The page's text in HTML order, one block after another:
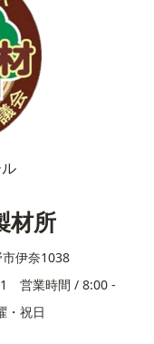
材所
伊奈1038
営業時間 / 8:00 -
・祝日